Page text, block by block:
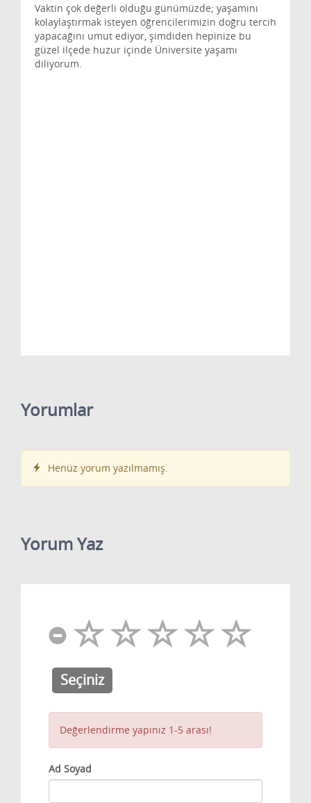
Vaktin çok değerli olduğu günümüzde; yaşamını
kolaylaştırmak isteyen öğrencilerimizin doğru tercih
yapacağını umut ediyor, şimdiden hepinize bu
güzel ilçede huzur içinde Üniversite yaşamı
diliyorum.
Yorumlar
Henüz yorum yazılmamış.
Yorum Yaz
Seçiniz
Değerlendirme yapınız 1-5 arası!
Ad Soyad